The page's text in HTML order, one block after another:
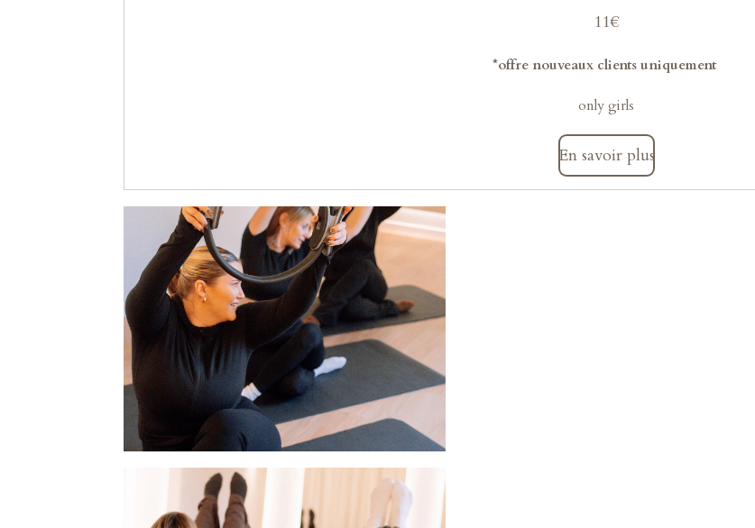
11€
*offre nouveaux clients uniquement
only girls
En savoir plus